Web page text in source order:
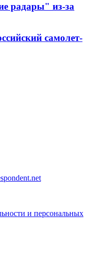
радары" из-за
самолет-
и персональных